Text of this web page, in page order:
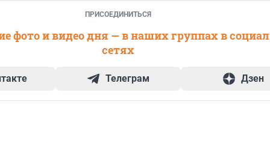
ПРИСОЕДИНИТЬСЯ
фото и видео дня — в наших группах в
сетях
Телеграм Дзен